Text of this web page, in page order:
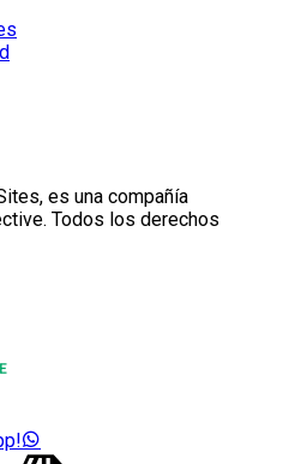
es una compañía
Todos los derechos